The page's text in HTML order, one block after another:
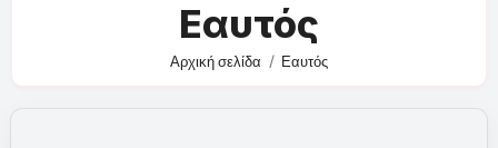
Εαυτός
Αρχική σελίδα Εαυτός